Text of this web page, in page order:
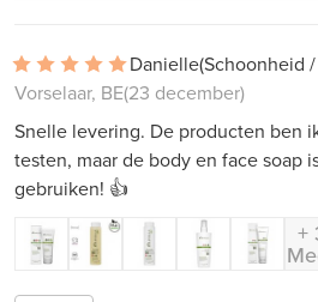
Danielle(Schoonheid
Vorselaar, BE(23 december)
Snelle levering. De producten ben
testen, maar de body en face soap
gebruiken! 👍
+